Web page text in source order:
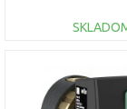
DO